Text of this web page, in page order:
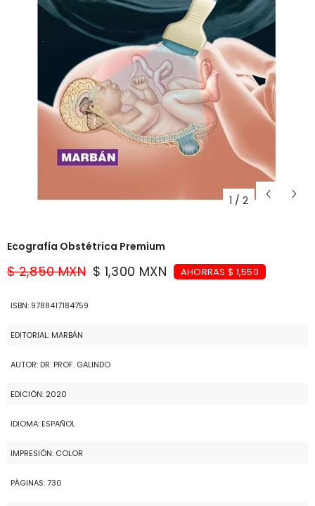
1 / 2
Ecografía Obstétrica Premium
$ 2,850 MXN $ 1,300 MXN AHORRAS $ 1,550
ISBN: 9788417184759
EDITORIAL: MARBÁN
AUTOR: DR. PROF. GALINDO
EDICIÓN: 2020
IDIOMA: ESPAÑOL
IMPRESIÓN: COLOR
PÁGINAS: 730